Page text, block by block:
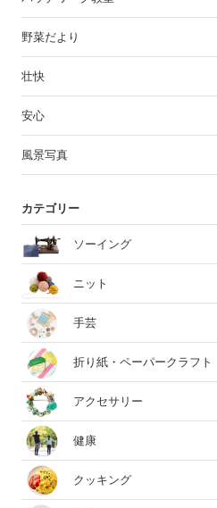
野菜だより
壮快
安心
風景写真
カテゴリー
ソーイング
ニット
手芸
折り紙・ペーパークラフト
アクセサリー
健康
クッキング